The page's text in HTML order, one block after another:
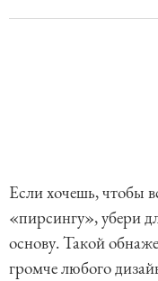
Если хочешь, чтобы
«пирсингу», убери
основу. Такой
громче любого